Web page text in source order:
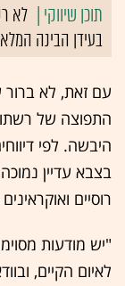
לא
בעידן הבינה
עם זאת, לא ברור
התפוצה של
היבשה. לפי
בצבא עדיין
רוסיים
"יש מודעות
לאיום הקיים,